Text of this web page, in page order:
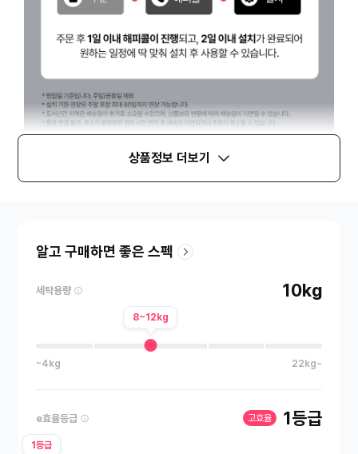
상품정보 더보기
알고 구매하면 좋은 스펙
세탁용량 10kg
8~12kg
~4kg 22kg~
e효율등급 고효율 1등급
1등급